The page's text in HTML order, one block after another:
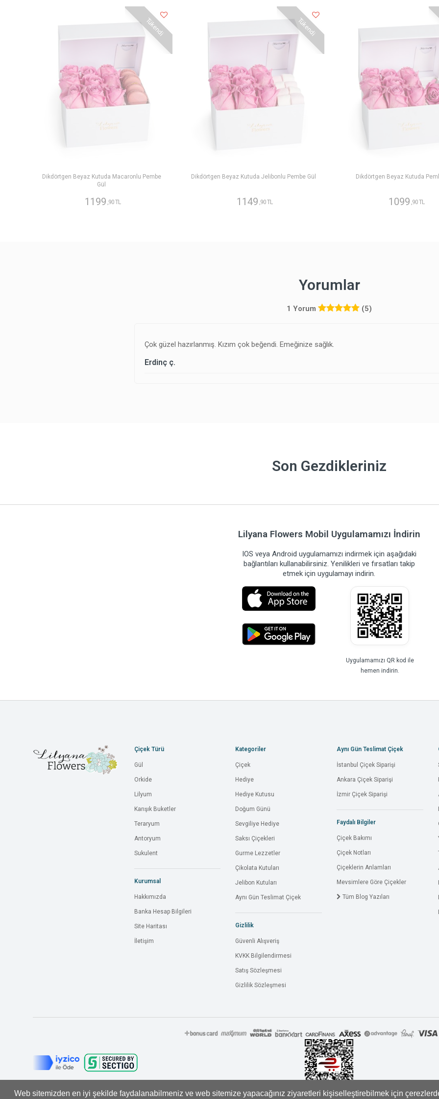
Web sitemizden en iyi şekilde faydalanabilmeniz ve web sitemize yapacağınız ziyaretleri kişiselleştirebilmek için
Tükendi
Dikdörtgen Beyaz Kutuda Macaronlu Pembe
Gül
1199 ,90 TL
Tükendi
Dikdörtgen Beyaz Kutuda Jelibonlu Pembe Gül
1149 ,90 TL
Dikdörtgen Beyaz Kutuda
1099 ,90 TL
Yorumlar
1 Yorum (5)
Çok güzel hazırlanmış. Kızım çok beğendi. Emeğinize sağlık.
Erdinç ç.
Son Gezdikleriniz
Lilyana Flowers Mobil Uygulamamızı İndirin
IOS veya Android uygulamamızı indirmek için aşağıdaki
bağlantıları kullanabilirsiniz. Yenilikleri ve fırsatları takip
etmek için uygulamayı indirin.
Uygulamamızı QR kod ile
hemen indirin.
Çiçek Türü
Gül
Orkide
Lilyum
Karışık Buketler
Teraryum
Antoryum
Sukulent
Kurumsal
Hakkımızda
Banka Hesap Bilgileri
Site Haritası
İletişim
Kategoriler
Çiçek
Hediye
Hediye Kutusu
Doğum Günü
Sevgiliye Hediye
Saksı Çiçekleri
Gurme Lezzetler
Çikolata Kutuları
Jelibon Kutuları
Aynı Gün Teslimat Çiçek
Gizlilik
Güvenli Alışveriş
KVKK Bilgilendirmesi
Satış Sözleşmesi
Gizlilik Sözleşmesi
Aynı Gün Teslimat Çiçek
İstanbul Çiçek Siparişi
Ankara Çiçek Siparişi
İzmir Çiçek Siparişi
Faydalı Bilgiler
Çiçek Bakımı
Çiçek Notları
Çiçeklerin Anlamları
Mevsimlere Göre Çiçekler
Tüm Blog Yazıları